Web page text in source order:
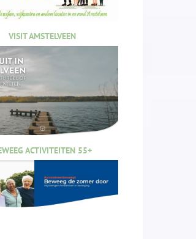
VISIT AMSTELVEEN
ACTIVITEITEN 55+